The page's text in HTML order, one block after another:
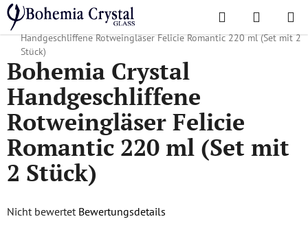
Zum
Inhalt
springen
Suchen
Startseite
/ Lieblingskollektionen /
Bohemia Crystal
Handgeschliffene Rotweingläser Felicie Romantic 220 ml (Set mit 2
Stück)
Bohemia Crystal
Handgeschliffene
Rotweingläser Felicie
Romantic 220 ml (Set mit
2 Stück)
Die
Nicht bewertet Bewertungsdetails